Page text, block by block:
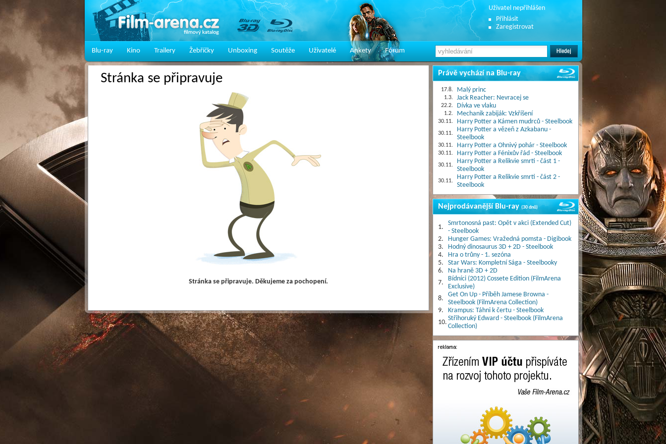
Uživatel nepřihlášen
Přihlásit
Zaregistrovat
Blu-ray Kino Trailery Žebříčky Unboxing Soutěže Uživatelé Ankety Fórum
Stránka se připravuje
Stránka se připravuje. Děkujeme za pochopení.
Právě vychází na Blu-ray
17.8. Malý princ
1.3. Jack Reacher: Nevracej se
22.2. Dívka ve vlaku
1.2. Mechanik zabiják: Vzkříšení
30.11. Harry Potter a Kámen mudrců - Steelbook
30.11.
Harry Potter a vězeň z Azkabanu -
Steelbook
30.11. Harry Potter a Ohnivý pohár - Steelbook
30.11. Harry Potter a Fénixův řád - Steelbook
30.11.
Harry Potter a Relikvie smrti - část 1 -
Steelbook
30.11.
Harry Potter a Relikvie smrti - část 2 -
Steelbook
Nejprodávanější Blu-ray(30 dnů)
1.
Smrtonosná past: Opět v akci (Extended Cut)
- Steelbook
2.
Hunger Games: Vražedná pomsta - Digibook
3.
Hodný dinosaurus 3D + 2D - Steelbook
4.
Hra o trůny - 1. sezóna
5.
Star Wars: Kompletní Sága - Steelbooky
6.
Na hraně 3D + 2D
7.
Bídníci (2012) Cossete Edition (FilmArena
Exclusive)
8.
Get On Up - Příběh Jamese Browna -
Steelbook (FilmArena Collection)
9.
Krampus: Táhni k čertu - Steelbook
10.
Střihoruký Edward - Steelbook (FilmArena
Collection)